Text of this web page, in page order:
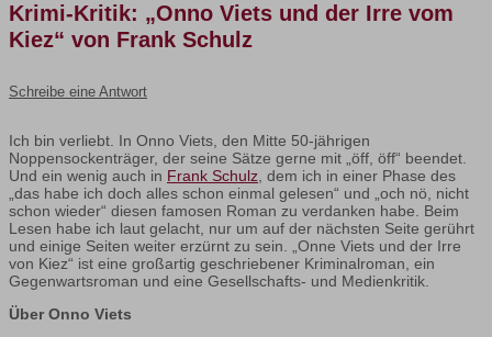
Krimi-Kritik: „Onno Viets und der Irre vom
Kiez“ von Frank Schulz
Schreibe eine Antwort
Ich bin verliebt. In Onno Viets, den Mitte 50-jährigen
Noppensockenträger, der seine Sätze gerne mit „öff, öff“ beendet.
Und ein wenig auch in Frank Schulz, dem ich in einer Phase des
„das habe ich doch alles schon einmal gelesen“ und „och nö, nicht
schon wieder“ diesen famosen Roman zu verdanken habe. Beim
Lesen habe ich laut gelacht, nur um auf der nächsten Seite gerührt
und einige Seiten weiter erzürnt zu sein. „Onne Viets und der Irre
von Kiez“ ist eine großartig geschriebener Kriminalroman, ein
Gegenwartsroman und eine Gesellschafts- und Medienkritik.
Über Onno Viets